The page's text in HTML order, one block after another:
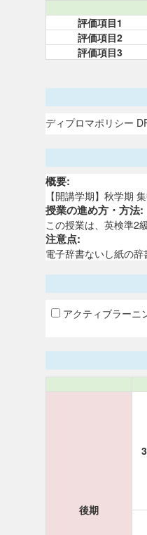
評価項目1
評価項目2
評価項目3
ディプロマポリシー
概要:
【開講学期】秋学期
授業の進め方・方法:
この授業は、英検準2
注意点:
電子辞書ないし紙の辞
アクティブラーニ
後期